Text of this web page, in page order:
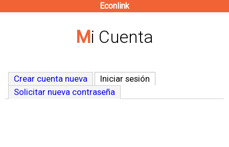
contenido
Econlink
Mi Cuenta
Crear cuenta nueva Iniciar sesión
Solicitar nueva contraseña